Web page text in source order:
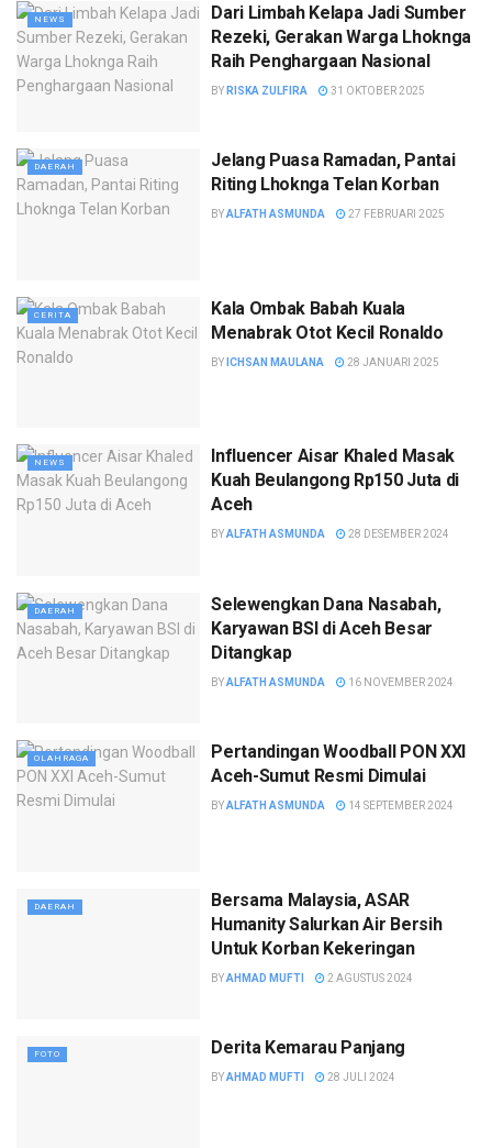
NEWS
Dari Limbah Kelapa Jadi Sumber
Rezeki, Gerakan Warga Lhoknga
Raih Penghargaan Nasional
BY RISKA ZULFIRA 31 OKTOBER 2025
DAERAH
Jelang Puasa Ramadan, Pantai
Riting Lhoknga Telan Korban
BYALFATH ASMUNDA 27 FEBRUARI 2025
CERITA
Kala Ombak Babah Kuala
Menabrak Otot Kecil Ronaldo
BY ICHSAN MAULANA 28 JANUARI 2025
NEWS
Influencer Aisar Khaled Masak
Kuah Beulangong Rp150 Juta di
Aceh
BYALFATH ASMUNDA 28 DESEMBER 2024
DAERAH
Selewengkan Dana Nasabah,
Karyawan BSI di Aceh Besar
Ditangkap
BYALFATH ASMUNDA 16 NOVEMBER 2024
OLAHRAGA
Pertandingan Woodball PON XXI
Aceh-Sumut Resmi Dimulai
BYALFATH ASMUNDA 14 SEPTEMBER 2024
DAERAH
Bersama Malaysia, ASAR
Humanity Salurkan Air Bersih
Untuk Korban Kekeringan
BYAHMAD MUFTI 2 AGUSTUS 2024
FOTO Derita Kemarau Panjang
BYAHMAD MUFTI 28 JULI 2024